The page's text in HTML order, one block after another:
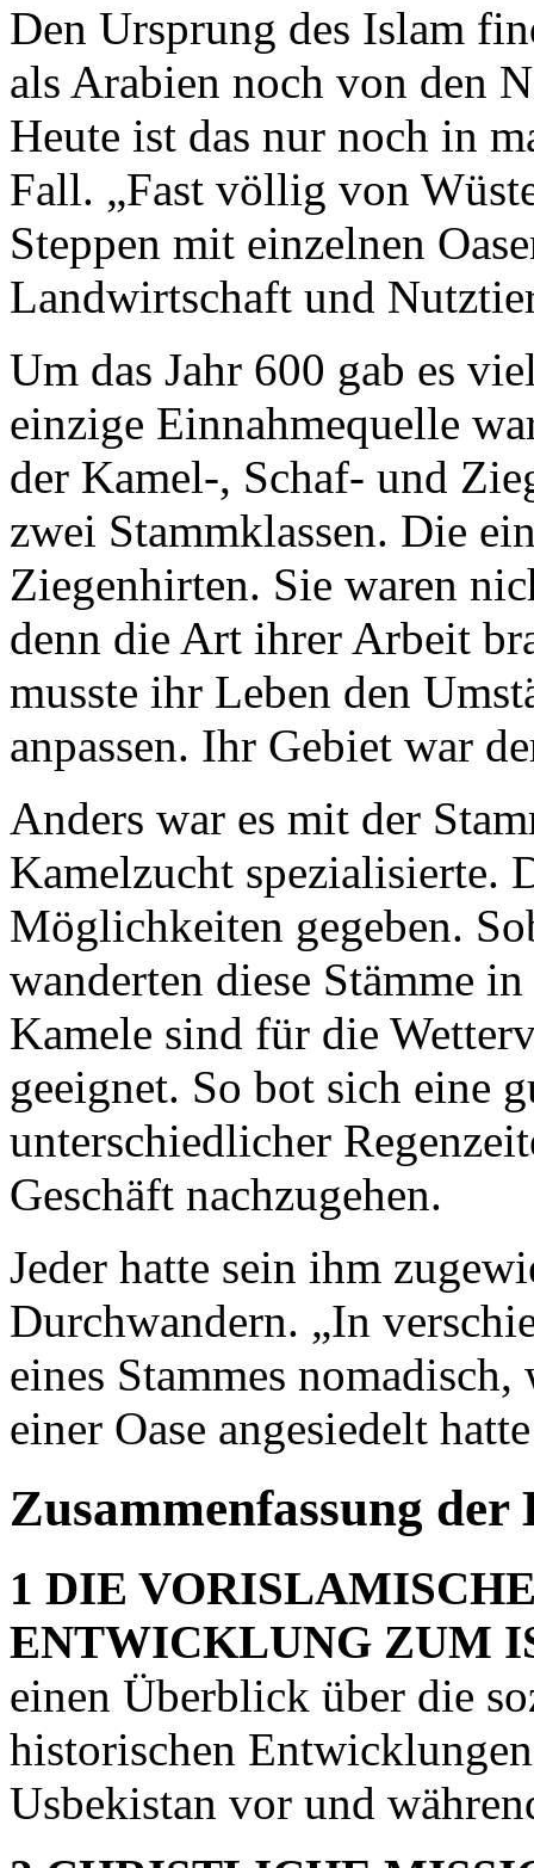
Den Ursprung des Islam
als Arabien noch von den
Heute ist das nur noch in
Fall. „Fast völlig von
Steppen mit einzelnen
Landwirtschaft und
Um das Jahr 600 gab es
einzige Einnahmequelle
der Kamel-, Schaf- und
zwei Stammklassen. Die
Ziegenhirten. Sie waren
denn die Art ihrer Arbeit
musste ihr Leben den
anpassen. Ihr Gebiet war
Anders war es mit der
Kamelzucht spezialisierte.
Möglichkeiten gegeben.
wanderten diese Stämme
Kamele sind für die
geeignet. So bot sich eine
unterschiedlicher
Geschäft nachzugehen.
Jeder hatte sein ihm
Durchwandern. „In
eines Stammes
einer Oase angesiedelt
Zusammenfassung der
1 DIE
ENTWICKLUNG ZUM
einen Überblick über die
historischen
Usbekistan vor und